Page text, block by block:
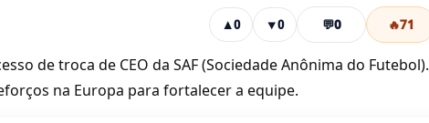
▲0 ▼0 💬0 🔥71
de troca de CEO da SAF (Sociedade Anônima do Futebol).
na Europa para fortalecer a equipe.